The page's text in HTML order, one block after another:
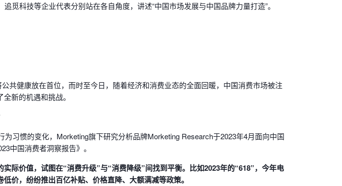
科技等企业代表分别站在各自角度，讲述“中国市场发展与中国品牌力量打造”。
共健康放在首位，而时至今日，随着经济和消费业态的全面回暖，中国消费市场被注
新的机遇和挑战。
习惯的变化，Morketing旗下研究分析品牌Morketing Research于2023年4月面向中国
中国消费者洞察报告》。
际价值，试图在“消费升级”与“消费降级”间找到平衡。比如2023年的“618”，今年电
价，纷纷推出百亿补贴、价格直降、大额满减等政策。